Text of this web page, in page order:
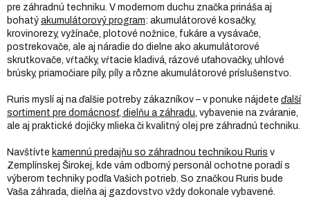
pre záhradnú techniku. V modernom duchu značka prináša aj
bohatý akumulátorový program: akumulátorové kosačky,
krovinorezy, vyžínače, plotové nožnice, fukáre a vysávače,
postrekovače, ale aj náradie do dielne ako akumulátorové
skrutkovače, vŕtačky, vŕtacie kladivá, rázové uťahovačky, uhlové
brúsky, priamočiare píly, píly a rôzne akumulátorové príslušenstvo.
Ruris myslí aj na ďalšie potreby zákazníkov – v ponuke nájdete ďalší
sortiment pre domácnosť, dielňu a záhradu , vybavenie na zváranie,
ale aj praktické dojičky mlieka či kvalitný olej pre záhradnú techniku.
Navštívte kamennú predajňu so záhradnou technikou Ruris v
Zemplínskej Širokej, kde vám odborný personál ochotne poradí s
výberom techniky podľa Vašich potrieb. So značkou Ruris bude
Vaša záhrada, dielňa aj gazdovstvo vždy dokonale vybavené.